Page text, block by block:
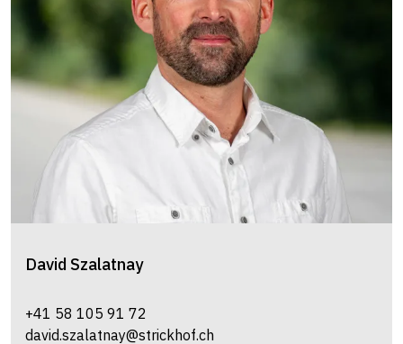
David Szalatnay
+41 58 105 91 72
david.szalatnay@strickhof.ch